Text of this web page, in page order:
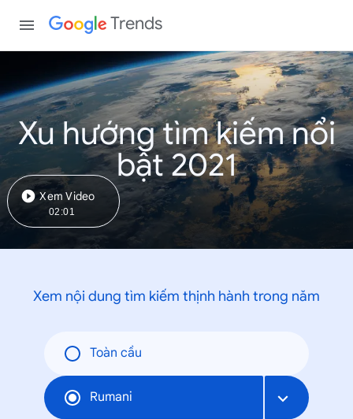
Trends
Xu hướng tìm kiếm nổi
bật 2021
Xem Video
02:01
Xem nội dung tìm kiếm thịnh hành trong năm
Toàn cầu
Rumani